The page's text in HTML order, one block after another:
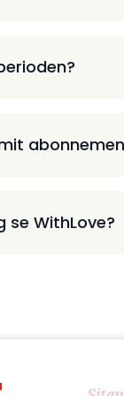
se WithLove?